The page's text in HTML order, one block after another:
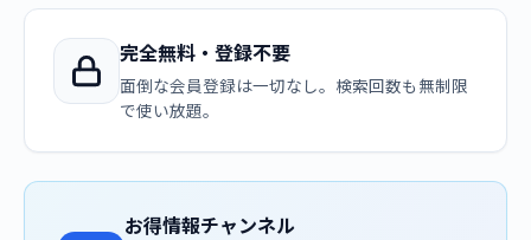
完全無料・登録不要
面倒な会員登録は一切なし。検索回数も無制限
で使い放題。
お得情報チャンネル